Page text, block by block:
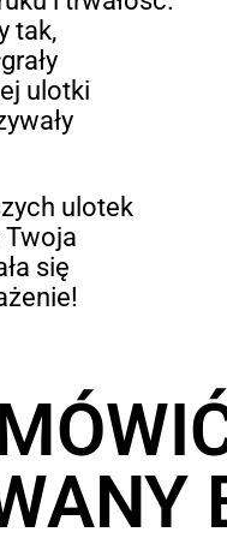
tak,
ulotki
ulotek
Twoja
się